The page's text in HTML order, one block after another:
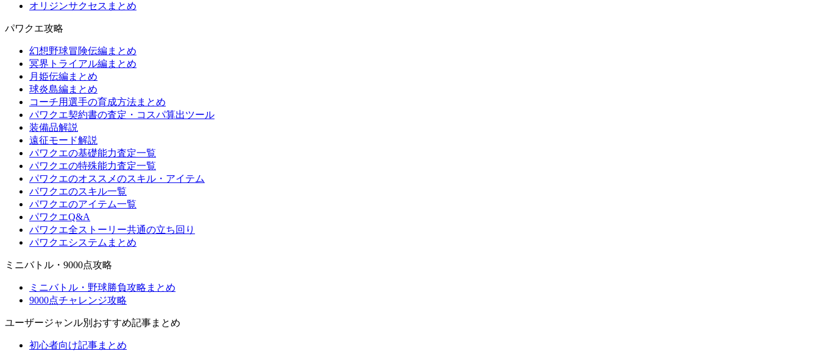
オリジンサクセスまとめ
パワクエ攻略
幻想野球冒険伝編まとめ
冥界トライアル編まとめ
月姫伝編まとめ
球炎島編まとめ
コーチ用選手の育成方法まとめ
パワクエ契約書の査定・コスパ算出ツール
装備品解説
遠征モード解説
パワクエの基礎能力査定一覧
パワクエの特殊能力査定一覧
パワクエのオススメのスキル・アイテム
パワクエのスキル一覧
パワクエのアイテム一覧
パワクエQ&A
パワクエ全ストーリー共通の立ち回り
パワクエシステムまとめ
ミニバトル・9000点攻略
ミニバトル・野球勝負攻略まとめ
9000点チャレンジ攻略
ユーザージャンル別おすすめ記事まとめ
初心者向け記事まとめ